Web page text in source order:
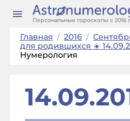
Персональные гороскопы с 2016
Главная / 2016 /
для родившихся ☀️
Нумерология